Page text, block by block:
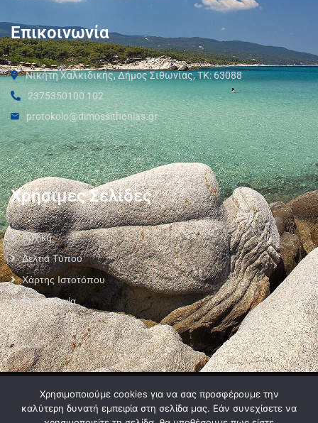
Επικοινωνία
Νικήτη Χαλκιδικής, Δήμος Σιθωνίας, ΤΚ: 63088
2375350100 102
protokolo@dimossithonias.gr
Χρήσιμες Σελίδες
Αρχική
Δελτία Τύπου
Χάρτης Ιστοτόπου
Επικοινωνία
Όροι Χρήσης
Χρησιμοποιούμε cookies για να σας προσφέρουμε την
καλύτερη δυνατή εμπειρία στη σελίδα μας. Εάν συνεχίσετε να